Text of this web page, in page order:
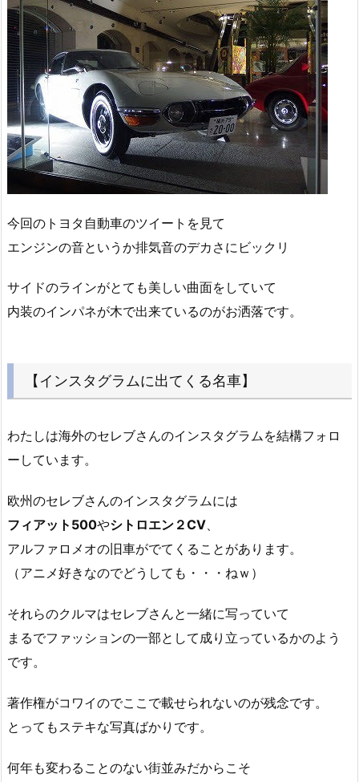
今回のトヨタ自動車のツイートを見て
エンジンの音というか排気音のデカさにビックリ
サイドのラインがとても美しい曲面をしていて
内装のインパネが木で出来ているのがお洒落です。
【インスタグラムに出てくる名車】
わたしは海外のセレブさんのインスタグラムを結構フォロ
ーしています。
欧州のセレブさんのインスタグラムには
フィアット500やシトロエン２CV、
アルファロメオの旧車がでてくることがあります。
（アニメ好きなのでどうしても・・・ねｗ）
それらのクルマはセレブさんと一緒に写っていて
まるでファッションの一部として成り立っているかのよう
です。
著作権がコワイのでここで載せられないのが残念です。
とってもステキな写真ばかりです。
何年も変わることのない街並みだからこそ